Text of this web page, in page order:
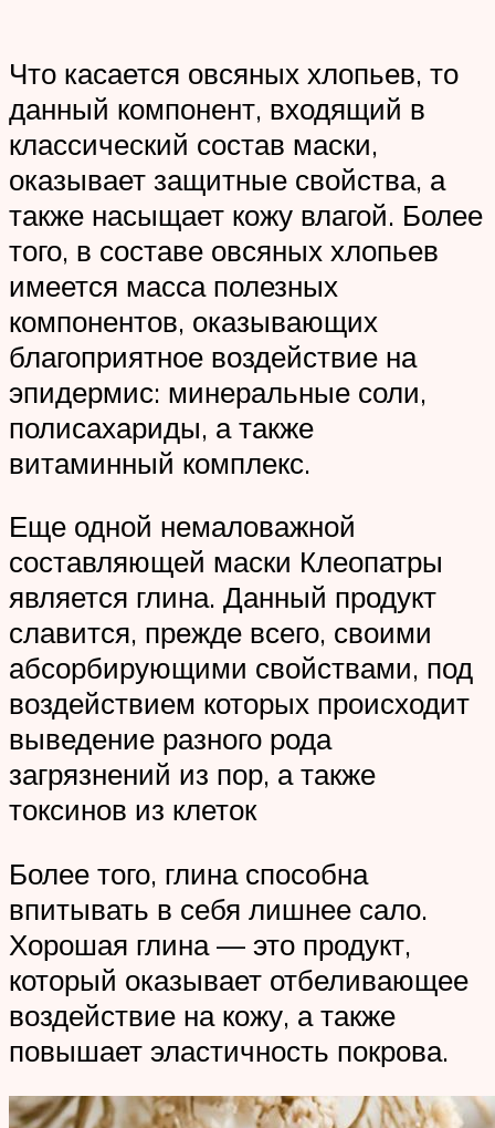
Что касается овсяных хлопьев, то
данный компонент, входящий в
классический состав маски,
оказывает защитные свойства, а
также насыщает кожу влагой. Более
того, в составе овсяных хлопьев
имеется масса полезных
компонентов, оказывающих
благоприятное воздействие на
эпидермис: минеральные соли,
полисахариды, а также
витаминный комплекс.
Еще одной немаловажной
составляющей маски Клеопатры
является глина. Данный продукт
славится, прежде всего, своими
абсорбирующими свойствами, под
воздействием которых происходит
выведение разного рода
загрязнений из пор, а также
токсинов из клеток
Более того, глина способна
впитывать в себя лишнее сало.
Хорошая глина — это продукт,
который оказывает отбеливающее
воздействие на кожу, а также
повышает эластичность покрова.